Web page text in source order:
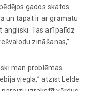
gados skatos
un tāpat ir ar grāmatu
angliski. Tas arī palīdz
zināšanas,”
man problēmas
viegla,” atzīst Lelde.